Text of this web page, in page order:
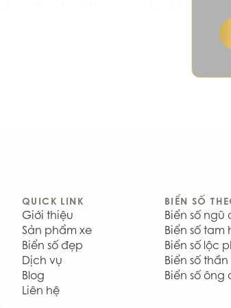
QUICK LINK
Giới thiệu
Sản phẩm xe
Biển số đẹp
Dịch vụ
Blog
Liên hệ
BIỂN SỐ
Biển số ngũ
Biển số tam
Biển số lộc
Biển số
Biển số ông